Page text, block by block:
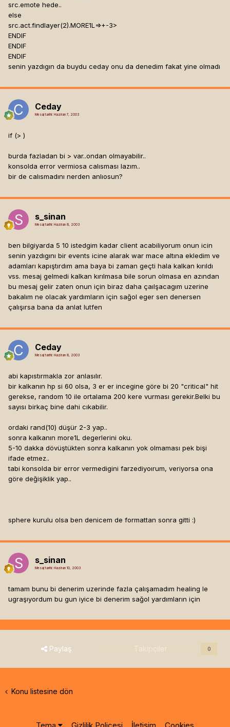
src.emote hede..
else
src.act.findlayer(2).MORE1L=>+-3>
ENDIF
ENDIF
ENDIF
senin yazdıgın da buydu ceday onu da denedim fakat yine olmadı
Ceday
Mesaj tarihi: Haziran 7, 2003
if (> )
burda fazladan bi > var..ondan olmayabilir..
konsolda error vermiosa calısması lazım..
bir de calısmadını nerden anlıosun?
s_sinan
Mesaj tarihi: Haziran 8, 2003
ben bilgiyarda 5 10 istedgim kadar client acabiliyorum onun icin
senin yazdıgını bir events icine alarak war mace altına ekledim ve
adamları kapıştırdım ama baya bi zaman geçti hala kalkan kırıldı
vss. mesaj gelmedi kalkan kırılmasa bile sorun olmasa en azından
bu mesaj gelir zaten onun için biraz daha çaılşacagım uzerine
bakalım ne olacak yardımların için sağol eger sen denersen
çalışırsa bana da anlat lutfen
Ceday
Mesaj tarihi: Haziran 8, 2003
abi kapıstırmakla zor anlasılır.
bir kalkanın hp si 60 olsa, 3 er er incegine göre bi 20 "critical" hit
gerekse, random 10 ile ortalama 200 kere vurması gerekir.Belki bu
sayısı birkaç bine dahi cıkabilir.
ordaki rand(10) düşür 2-3 yap..
sonra kalkanın more1L degerlerini oku.
5-10 dakka dövüştükten sonra kalkanın yok olmaması pek bişi
ifade etmez..
tabi konsolda bir error vermedigini farzediyoırum, veriyorsa ona
göre değişiklik yap..
sphere kurulu olsa ben denicem de formattan sonra gitti :)
s_sinan
Mesaj tarihi: Haziran 10, 2003
tamam bunu bi denerim uzerinde fazla çalışamadım healing le
ugraşıyordum bu gun iyice bi denerim sağol yardımların için
Paylaş Takipçiler 0
Konu listesine dön